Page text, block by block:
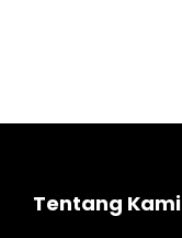
Tentang Kami